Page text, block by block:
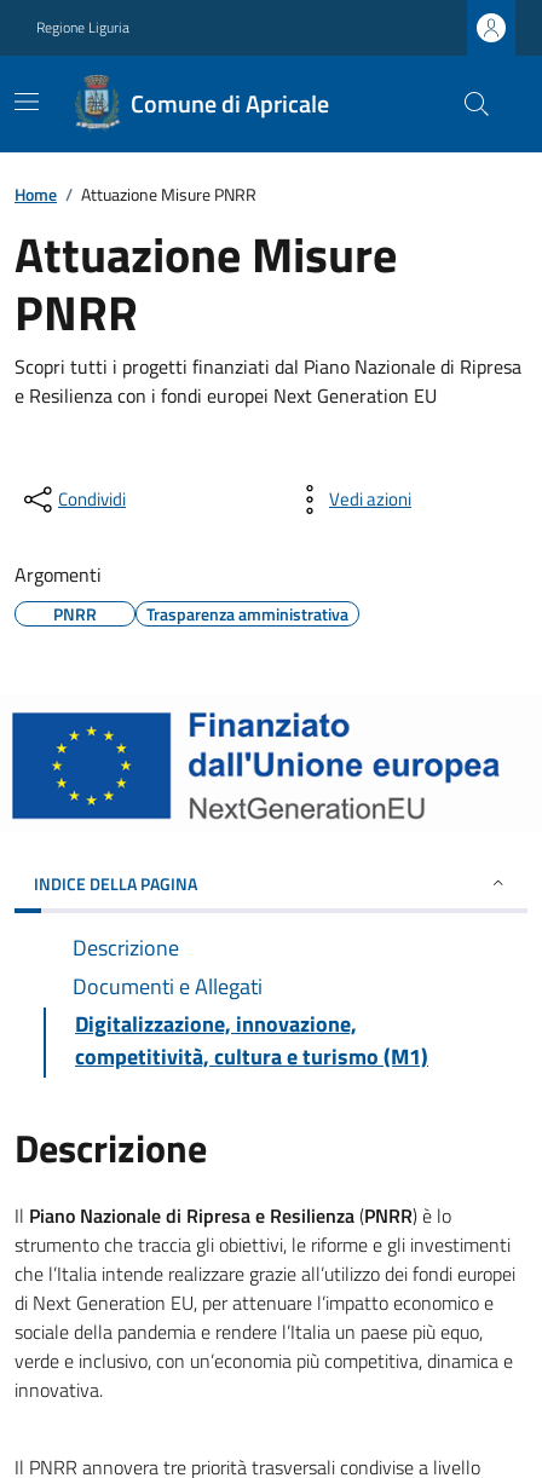
Regione Liguria
Comune di Apricale
Home / Attuazione Misure PNRR
Attuazione Misure
PNRR
Scopri tutti i progetti finanziati dal Piano Nazionale di Ripresa
e Resilienza con i fondi europei Next Generation EU
Condividi Vedi azioni
Argomenti
PNRR Trasparenza amministrativa
INDICE DELLA PAGINA
Descrizione
Documenti e Allegati
Digitalizzazione, innovazione,
competitività, cultura e turismo (M1)
Descrizione
Il Piano Nazionale di Ripresa e Resilienza(PNRR) è lo
strumento che traccia gli obiettivi, le riforme e gli investimenti
che l’Italia intende realizzare grazie all’utilizzo dei fondi europei
di Next Generation EU, per attenuare l’impatto economico e
sociale della pandemia e rendere l’Italia un paese più equo,
verde e inclusivo, con un’economia più competitiva, dinamica e
innovativa.
Il PNRR annovera tre priorità trasversali condivise a livello